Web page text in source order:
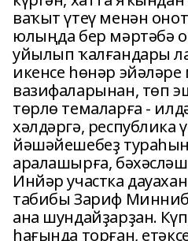
ваҡыт үтеү менән
юлыңда бер мәртәбә
уйылып ҡалғандары
икенсе һөнәр
вазифаларынан, төп
төрлө темаларға -
хәлдәргә, республика
йәшәйешебеҙ
аралашырға,
Инйәр участка
табибы Зариф
ана шундайҙарҙан.
һағында торған,